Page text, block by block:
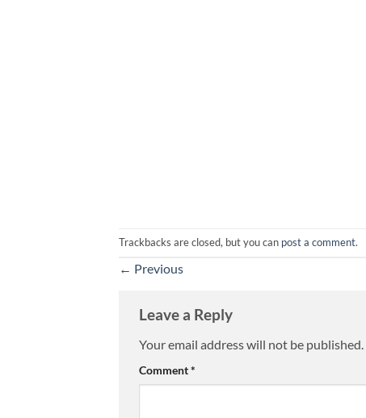
Trackbacks are closed, but you can post a comment.
← Previous
Leave a Reply
Your email address will not be published.
Comment*